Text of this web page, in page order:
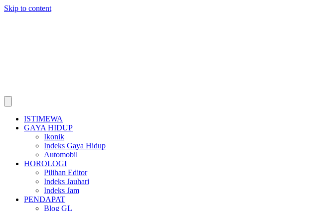
Skip to content
ISTIMEWA
GAYA HIDUP
Ikonik
Indeks Gaya Hidup
Automobil
HOROLOGI
Pilihan Editor
Indeks Jauhari
Indeks Jam
PENDAPAT
Blog GL